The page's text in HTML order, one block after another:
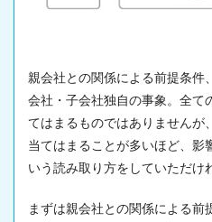
親会社との関係による前提条件
会社・子会社独自の事象。全て
てはまるものではありませんが
当てはまることが多いほど、影
いう読み取り方をしていただけ
まずは親会社との関係による前